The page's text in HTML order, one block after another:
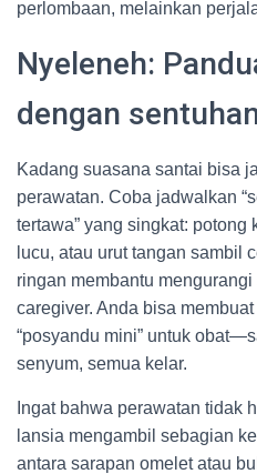
perlombaan, melainkan
Nyeleneh:
dengan
Kadang suasana santai bisa
perawatan. Coba jadwalkan
tertawa” yang singkat:
lucu, atau urut tangan sambil
ringan membantu
caregiver. Anda bisa
“posyandu mini” untuk
senyum, semua kelar.
Ingat bahwa perawatan tidak
lansia mengambil sebagian
antara sarapan omelet atau